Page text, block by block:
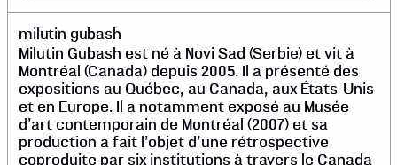
milutin gubash
Milutin Gubash est né à Novi Sad (Serbie) et vit à
Montréal (Canada) depuis 2005. Il a présenté des
expositions au Québec, au Canada, aux États-Unis
et en Europe. Il a notamment exposé au Musée
d’art contemporain de Montréal (2007) et sa
production a fait l’objet d’une rétrospective
coproduite par six institutions à travers le Canada